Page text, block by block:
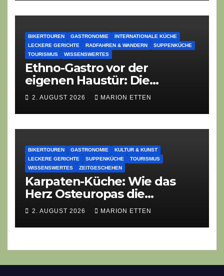
BIKERTOUREN GASTRONOMIE
INTERNATIONALE KÜCHE
LECKERE GERICHTE
RADFAHREN & WANDERN
SUPPENKÜCHE
TOURISMUS
WISSENSWERTES
Ethno-Gastro vor der
eigenen Haustür: Die
geheime kulinarische DNA
2. AUGUST 2026 MARION ETTEN
BIKERTOUREN GASTRONOMIE
KULTUR & KUNST
LECKERE GERICHTE
SUPPENKÜCHE
TOURISMUS
WISSENSWERTES
ZEITGESCHEHEN
Karpaten-Küche: Wie das
Herz Osteuropas die
moderne Ethno-Gastronomie
2. AUGUST 2026 MARION ETTEN